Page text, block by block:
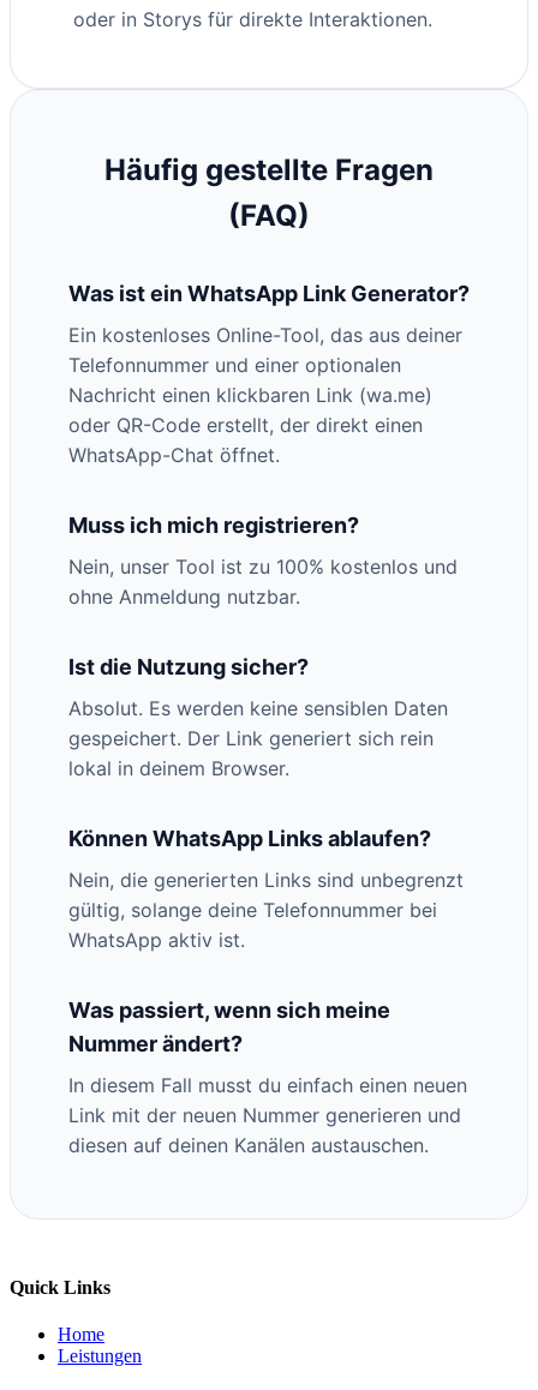
oder in Storys für direkte Interaktionen.
Häufig gestellte Fragen
(FAQ)
Was ist ein WhatsApp Link Generator?
Ein kostenloses Online-Tool, das aus deiner
Telefonnummer und einer optionalen
Nachricht einen klickbaren Link (wa.me)
oder QR-Code erstellt, der direkt einen
WhatsApp-Chat öffnet.
Muss ich mich registrieren?
Nein, unser Tool ist zu 100% kostenlos und
ohne Anmeldung nutzbar.
Ist die Nutzung sicher?
Absolut. Es werden keine sensiblen Daten
gespeichert. Der Link generiert sich rein
lokal in deinem Browser.
Können WhatsApp Links ablaufen?
Nein, die generierten Links sind unbegrenzt
gültig, solange deine Telefonnummer bei
WhatsApp aktiv ist.
Was passiert, wenn sich meine
Nummer ändert?
In diesem Fall musst du einfach einen neuen
Link mit der neuen Nummer generieren und
diesen auf deinen Kanälen austauschen.
Quick Links
Home
Leistungen